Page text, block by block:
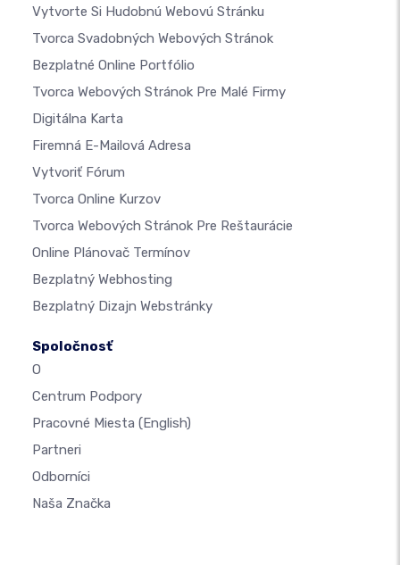
Vytvorte Si Hudobnú Webovú Stránku
Tvorca Svadobných Webových Stránok
Bezplatné Online Portfólio
Tvorca Webových Stránok Pre Malé Firmy
Digitálna Karta
Firemná E-Mailová Adresa
Vytvoriť Fórum
Tvorca Online Kurzov
Tvorca Webových Stránok Pre Reštaurácie
Online Plánovač Termínov
Bezplatný Webhosting
Bezplatný Dizajn Webstránky
Spoločnosť
O
Centrum Podpory
Pracovné Miesta (English)
Partneri
Odborníci
Naša Značka